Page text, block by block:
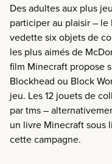
Des adultes aux plus
participer au plaisir –
vedette six objets de
les plus aimés de
film Minecraft propose
Blockhead ou Block
jeu. Les 12 jouets de
par tms –
un livre Minecraft sous
cette campagne.